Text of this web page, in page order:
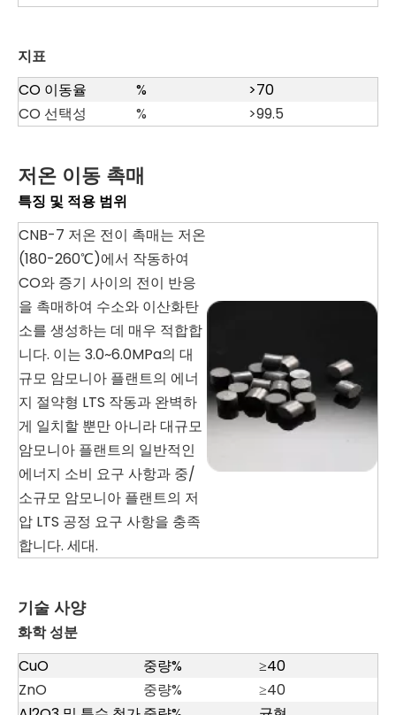
지표
CO 이동율
%
>70
CO 선택성
% >99.5
저온 이동 촉매
특징 및 적용 범위
CNB-7 저온 전이 촉매는 저온
(180-260℃)에서 작동하여
CO와 증기 사이의 전이 반응
을 촉매하여 수소와 이산화탄
소를 생성하는 데 매우 적합합
니다. 이는 3.0~6.0MPa의 대
규모 암모니아 플랜트의 에너
지 절약형 LTS 작동과 완벽하
게 일치할 뿐만 아니라 대규모
암모니아 플랜트의 일반적인
에너지 소비 요구 사항과 중/
소규모 암모니아 플랜트의 저
압 LTS 공정 요구 사항을 충족
합니다. 세대.
기술 사양
화학 성분
CuO
중량%
≥40
ZnO
중량%
≥40